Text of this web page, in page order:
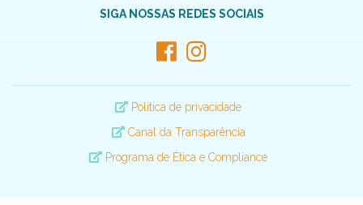
SIGA NOSSAS REDES SOCIAIS
Política de privacidade
Canal da Transparência
Programa de Ética e Compliance